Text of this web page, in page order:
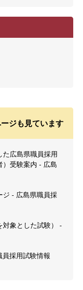
ジも見ています
広島県職員採用
）受験案内 - 広島
ジ - 広島県職員採
象とした試験） -
採用試験情報